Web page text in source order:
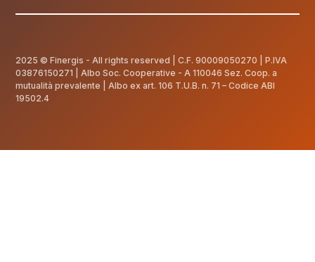
2025 © Finergis - All rights reserved | C.F.90009050270 | P.IVA
03876150271 | Albo Soc. Cooperative - A 110046 Sez. Coop. a
mutualità prevalente | Albo ex art. 106 T.U.B. n. 71 – Codice ABI
19502.4